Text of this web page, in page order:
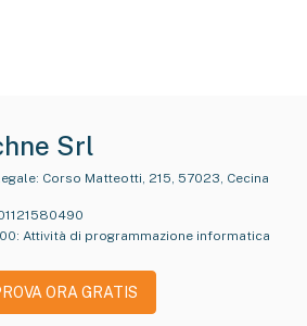
Srl
: Attività di programmazione informatica
ORA GRATIS